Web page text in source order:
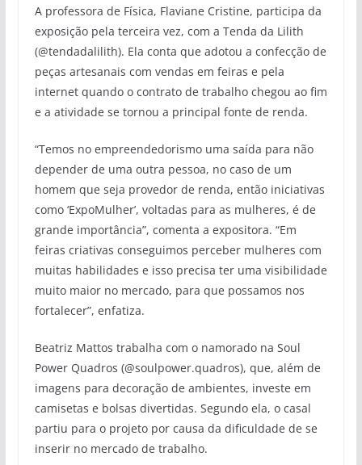
A professora de Física, Flaviane Cristine, participa da
exposição pela terceira vez, com a Tenda da Lilith
(@tendadalilith). Ela conta que adotou a confecção de
peças artesanais com vendas em feiras e pela
internet quando o contrato de trabalho chegou ao fim
e a atividade se tornou a principal fonte de renda.
“Temos no empreendedorismo uma saída para não
depender de uma outra pessoa, no caso de um
homem que seja provedor de renda, então iniciativas
como ‘ExpoMulher’, voltadas para as mulheres, é de
grande importância”, comenta a expositora. “Em
feiras criativas conseguimos perceber mulheres com
muitas habilidades e isso precisa ter uma visibilidade
muito maior no mercado, para que possamos nos
fortalecer”, enfatiza.
Beatriz Mattos trabalha com o namorado na Soul
Power Quadros (@soulpower.quadros), que, além de
imagens para decoração de ambientes, investe em
camisetas e bolsas divertidas. Segundo ela, o casal
partiu para o projeto por causa da dificuldade de se
inserir no mercado de trabalho.